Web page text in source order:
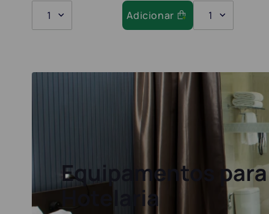
1 Adicionar 1
Equipamentos para
Hotelaria